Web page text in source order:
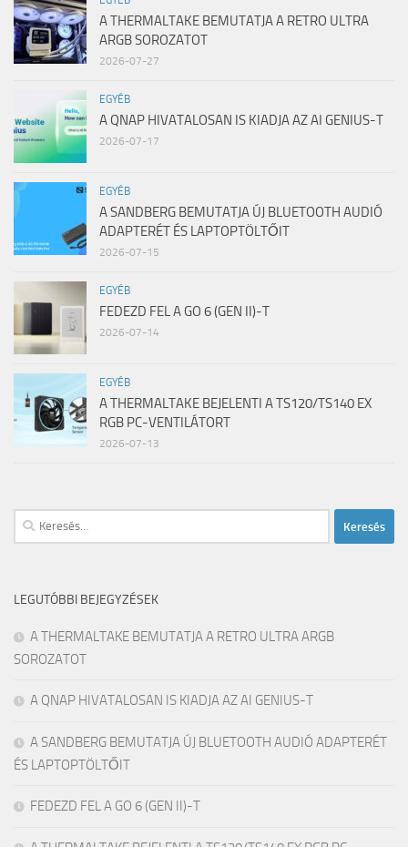
A THERMALTAKE BEMUTATJA A RETRO ULTRA
ARGB SOROZATOT
2026-07-27
EGYÉB
A QNAP HIVATALOSAN IS KIADJA AZ AI GENIUS-T
2026-07-17
EGYÉB
A SANDBERG BEMUTATJA ÚJ BLUETOOTH AUDIÓ
ADAPTERÉT ÉS LAPTOPTÖLTŐIT
2026-07-15
EGYÉB
FEDEZD FEL A GO 6 (GEN II)-T
2026-07-14
EGYÉB
A THERMALTAKE BEJELENTI A TS120/TS140 EX
RGB PC-VENTILÁTORT
2026-07-13
Keresés:
LEGUTÓBBI BEJEGYZÉSEK
A THERMALTAKE BEMUTATJA A RETRO ULTRA ARGB
SOROZATOT
A QNAP HIVATALOSAN IS KIADJA AZ AI GENIUS-T
A SANDBERG BEMUTATJA ÚJ BLUETOOTH AUDIÓ ADAPTERÉT
ÉS LAPTOPTÖLTŐIT
FEDEZD FEL A GO 6 (GEN II)-T